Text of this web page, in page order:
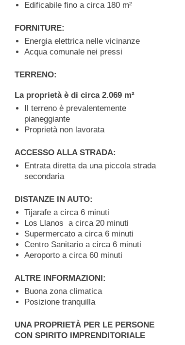
Edificabile fino a circa 180 m²
FORNITURE:
Energia elettrica nelle vicinanze
Acqua comunale nei pressi
TERRENO:
La proprietà è di circa 2.069 m²
Il terreno è prevalentemente
pianeggiante
Proprietà non lavorata
ACCESSO ALLA STRADA:
Entrata diretta da una piccola strada
secondaria
DISTANZE IN AUTO:
Tijarafe a circa 6 minuti
Los Llanos a circa 20 minuti
Supermercato a circa 6 minuti
Centro Sanitario a circa 6 minuti
Aeroporto a circa 60 minuti
ALTRE INFORMAZIONI:
Buona zona climatica
Posizione tranquilla
UNA PROPRIETÀ PER LE PERSONE
CON SPIRITO IMPRENDITORIALE